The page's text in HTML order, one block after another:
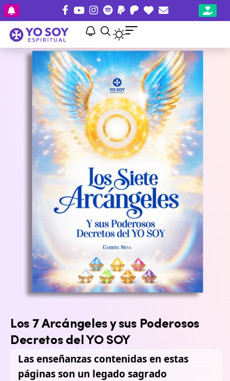
Los 7 Arcángeles y sus Poderosos
Decretos del YO SOY
Las enseñanzas contenidas en estas
páginas son un legado sagrado